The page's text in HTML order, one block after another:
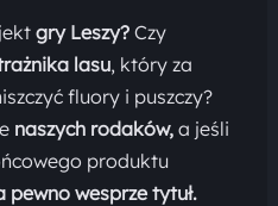
gry Leszy?Czy
lasu, który za
fluory i puszczy?
naszych rodaków,a jeśli
produktu
pewno wesprze tytuł.